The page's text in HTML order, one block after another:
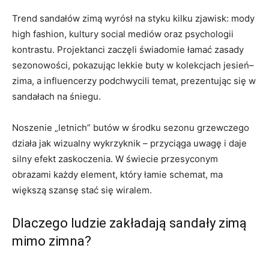
Trend sandałów zimą wyrósł na styku kilku zjawisk: mody
high fashion, kultury social mediów oraz psychologii
kontrastu. Projektanci zaczęli świadomie łamać zasady
sezonowości, pokazując lekkie buty w kolekcjach jesień–
zima, a influencerzy podchwycili temat, prezentując się w
sandałach na śniegu.
Noszenie „letnich” butów w środku sezonu grzewczego
działa jak wizualny wykrzyknik – przyciąga uwagę i daje
silny efekt zaskoczenia. W świecie przesyconym
obrazami każdy element, który łamie schemat, ma
większą szansę stać się wiralem.
Dlaczego ludzie zakładają sandały zimą
mimo zimna?